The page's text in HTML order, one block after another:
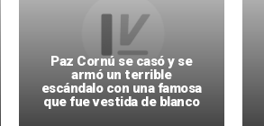
Paz Cornú se casó y se
armó un terrible
escándalo con una famosa
que fue vestida de blanco